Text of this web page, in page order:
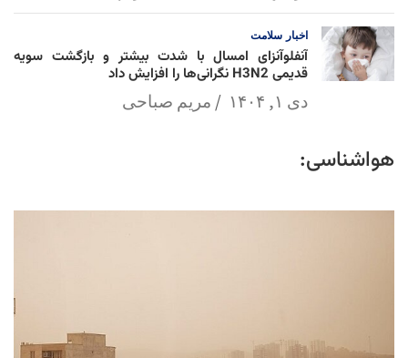
اخبار سلامت
آنفلوآنزای امسال با شدت بیشتر و بازگشت سویه
قدیمی H3N2 نگرانی‌ها را افزایش داد
دی ۱, ۱۴۰۴ مریم صباحی
هواشناسی: